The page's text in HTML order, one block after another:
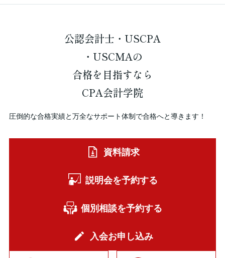
公認会計士・USCPA
・USCMAの
合格を 目指すなら
CPA会計学院
圧倒的な合格実績と万全なサポート体制で合格へと導きます！
資料請求
説明会を予約する
個別相談を予約する
入会お申し込み